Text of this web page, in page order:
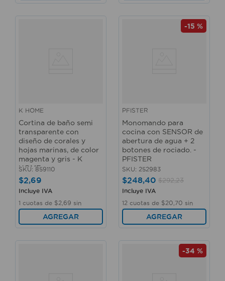
K HOME
Cortina de baño semi
transparente con
diseño de corales y
hojas marinas, de color
magenta y gris - K
HOME
SKU: 859110
$2,69
Incluye IVA
1 cuotas de $2 69 sin
interés
AGREGAR
-15 %
PFISTER
Monomando para
cocina con SENSOR de
abertura de agua + 2
botones de rociado. -
PFISTER
SKU: 252983
$248,40 $292,23
Incluye IVA
12 cuotas de $20 70 sin
interés
AGREGAR
-34 %